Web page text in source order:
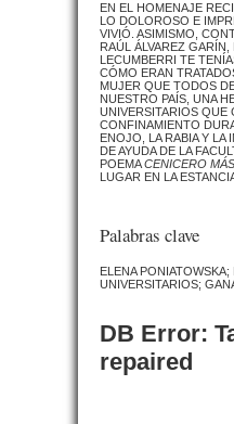
EN EL HOMENAJE
LO DOLOROSO E
VIVIÓ. ASIMISMO,
RAÚL ÁLVAREZ GARÍN,
LECUMBERRI TE
CÓMO ERAN
MUJER QUE TODOS
NUESTRO PAÍS, UNA
UNIVERSITARIOS QUE
CONFINAMIENTO
ENOJO, LA RABIA Y LA
DE AYUDA DE LA
POEMACENICERO
LUGAR EN LA
Palabras clave
ELENA
UNIVERSITARIOS;
DB Error:
repaired